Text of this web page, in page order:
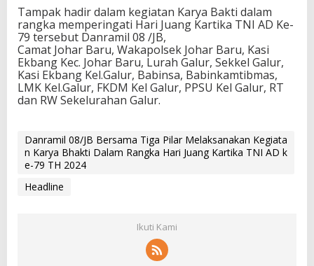
Tampak hadir dalam kegiatan Karya Bakti dalam
rangka memperingati Hari Juang Kartika TNI AD Ke-
79 tersebut Danramil 08 /JB,
Camat Johar Baru, Wakapolsek Johar Baru, Kasi
Ekbang Kec. Johar Baru, Lurah Galur, Sekkel Galur,
Kasi Ekbang Kel.Galur, Babinsa, Babinkamtibmas,
LMK Kel.Galur, FKDM Kel Galur, PPSU Kel Galur, RT
dan RW Sekelurahan Galur.
Danramil 08/JB Bersama Tiga Pilar Melaksanakan Kegiata
n Karya Bhakti Dalam Rangka Hari Juang Kartika TNI AD k
e-79 TH 2024
Headline
Ikuti Kami